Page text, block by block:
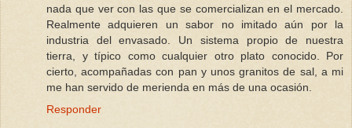
nada que ver con las que se comercializan en el mercado.
Realmente adquieren un sabor no imitado aún por la
industria del envasado. Un sistema propio de nuestra
tierra, y típico como cualquier otro plato conocido. Por
cierto, acompañadas con pan y unos granitos de sal, a mi
me han servido de merienda en más de una ocasión.
Responder